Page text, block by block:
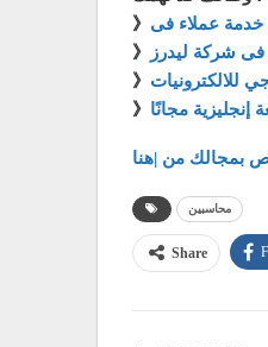
》
》
شركة ليدرز
》
》
بمجالك من |هنا
محاسبين
Share